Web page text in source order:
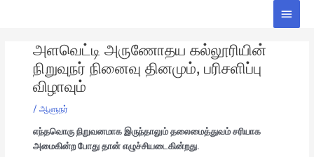
Main
அளவெட்டி அருணோதய கல்லூரியின்
நிறுவுநர் நினைவு தினமும், பரிசளிப்பு
விழாவும்
/ ஆளுநர்
எந்தவொரு நிறுவனமாக இருந்தாலும் தலைமைத்துவம் சரியாக
அமைகின்ற போது தான் எழுச்சியடைகின்றது.
navigation